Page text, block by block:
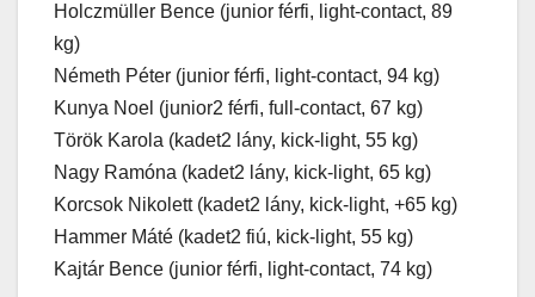
Holczmüller Bence (junior férfi, light-contact, 89
kg)
Németh Péter (junior férfi, light-contact, 94 kg)
Kunya Noel (junior2 férfi, full-contact, 67 kg)
Török Karola (kadet2 lány, kick-light, 55 kg)
Nagy Ramóna (kadet2 lány, kick-light, 65 kg)
Korcsok Nikolett (kadet2 lány, kick-light, +65 kg)
Hammer Máté (kadet2 fiú, kick-light, 55 kg)
Kajtár Bence (junior férfi, light-contact, 74 kg)